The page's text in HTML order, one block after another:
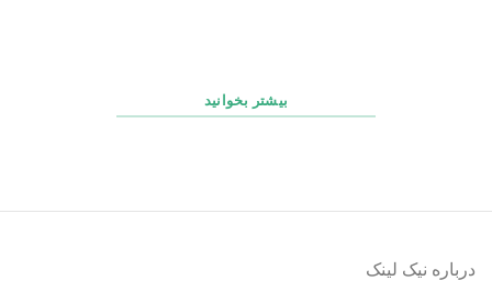
بیشتر بخوانید
درباره نیک لینک